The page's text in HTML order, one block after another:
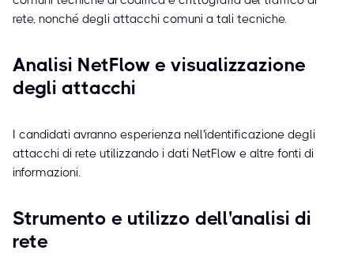
rete, nonché degli attacchi comuni a tali tecniche.
Analisi NetFlow e visualizzazione
degli attacchi
I candidati avranno esperienza nell'identificazione degli
attacchi di rete utilizzando i dati NetFlow e altre fonti di
informazioni.
Strumento e utilizzo dell'analisi di
rete